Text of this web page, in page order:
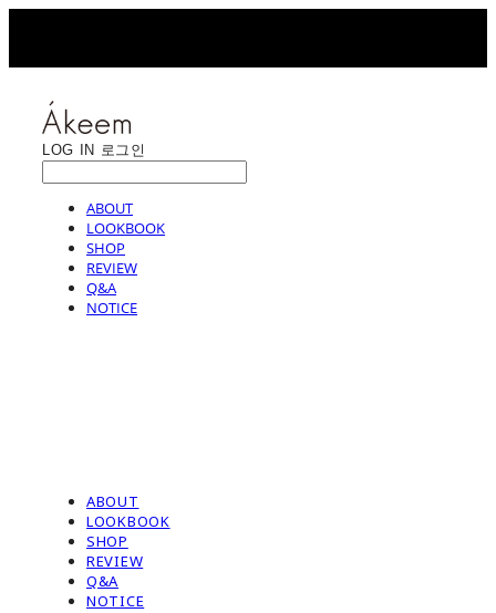
LOG IN 로그인
ABOUT
LOOKBOOK
SHOP
REVIEW
Q&A
NOTICE
ABOUT
LOOKBOOK
SHOP
REVIEW
Q&A
NOTICE